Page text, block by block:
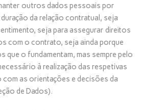
outros dados pessoais por
da relação contratual, seja
seja para assegurar direitos
com o contrato, seja ainda porque
que o fundamentam, mas sempre pelo
à realização das respetivas
com as orientações e decisões da
de Dados).